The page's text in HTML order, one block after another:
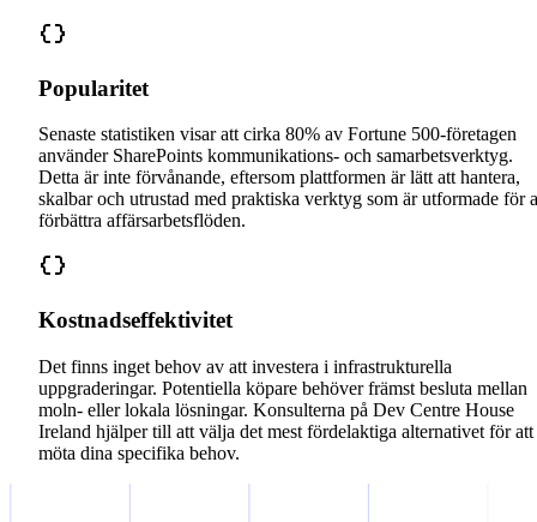
Popularitet
Senaste statistiken visar att cirka 80% av Fortune 500-företagen
använder SharePoints kommunikations- och samarbetsverktyg.
Detta är inte förvånande, eftersom plattformen är lätt att hantera,
skalbar och utrustad med praktiska verktyg som är utformade för
förbättra affärsarbetsflöden.
Kostnadseffektivitet
Det finns inget behov av att investera i infrastrukturella
uppgraderingar. Potentiella köpare behöver främst besluta mellan
moln- eller lokala lösningar. Konsulterna på Dev Centre House
Ireland hjälper till att välja det mest fördelaktiga alternativet för att
möta dina specifika behov.